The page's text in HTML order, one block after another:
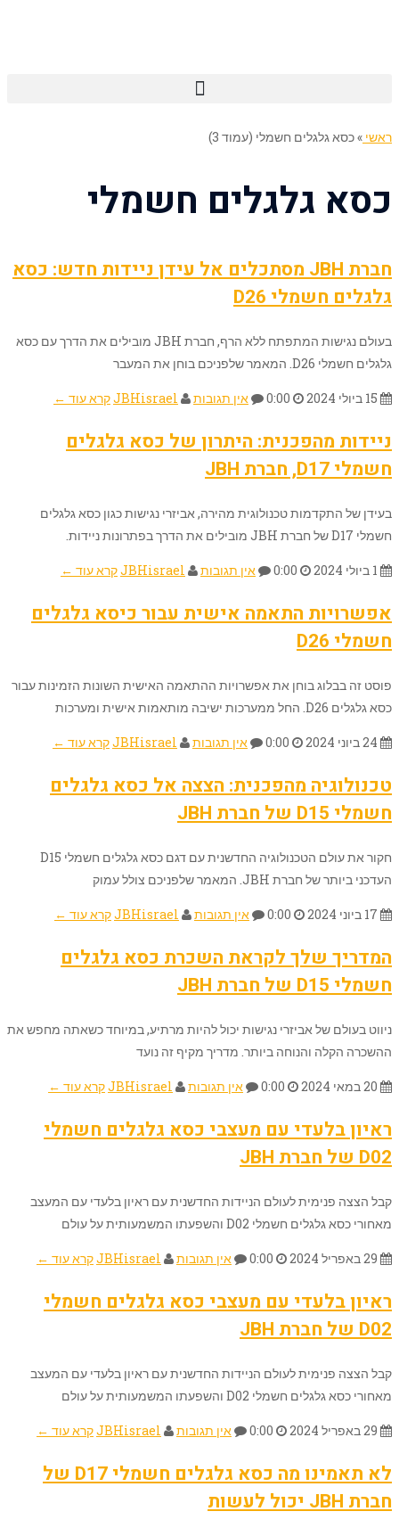
ראשי »כסא גלגלים חשמלי (עמוד 3)
כסא גלגלים חשמלי
חברת JBH מסתכלים אל עידן ניידות חדש: כסא
גלגלים חשמלי D26
בעולם נגישות המתפתח ללא הרף, חברת JBH מובילים את הדרך עם כסא
גלגלים חשמלי D26. המאמר שלפניכם בוחן את המעבר
אין תגובות JBHisraelקרא עוד ←
ניידות מהפכנית: היתרון של כסא גלגלים
חשמלי D17, חברת JBH
בעידן של התקדמות טכנולוגית מהירה, אביזרי נגישות כגון כסא גלגלים
חשמלי D17 של חברת JBH מובילים את הדרך בפתרונות ניידות.
אין תגובות JBHisraelקרא עוד ←
אפשרויות התאמה אישית עבור כיסא גלגלים
חשמלי D26
פוסט זה בבלוג בוחן את אפשרויות ההתאמה האישית השונות הזמינות עבור
כסא גלגלים D26. החל ממערכות ישיבה מותאמות אישית ומערכות
אין תגובות JBHisraelקרא עוד ←
טכנולוגיה מהפכנית: הצצה אל כסא גלגלים
חשמלי D15 של חברת JBH
חקור את עולם הטכנולוגיה החדשנית עם דגם כסא גלגלים חשמלי D15
העדכני ביותר של חברת JBH. המאמר שלפניכם צולל עמוק
אין תגובות JBHisraelקרא עוד ←
המדריך שלך לקראת השכרת כסא גלגלים
חשמלי D15 של חברת JBH
ניווט בעולם של אביזרי נגישות יכול להיות מרתיע, במיוחד כשאתה מחפש את
ההשכרה הקלה והנוחה ביותר. מדריך מקיף זה נועד
אין תגובות JBHisraelקרא עוד ←
ראיון בלעדי עם מעצבי כסא גלגלים חשמלי
D02 של חברת JBH
קבל הצצה פנימית לעולם הניידות החדשנית עם ראיון בלעדי עם המעצב
מאחורי כסא גלגלים חשמלי D02 והשפעתו המשמעותית על עולם
אין תגובות JBHisraelקרא עוד ←
ראיון בלעדי עם מעצבי כסא גלגלים חשמלי
D02 של חברת JBH
קבל הצצה פנימית לעולם הניידות החדשנית עם ראיון בלעדי עם המעצב
מאחורי כסא גלגלים חשמלי D02 והשפעתו המשמעותית על עולם
אין תגובות JBHisraelקרא עוד ←
לא תאמינו מה כסא גלגלים חשמלי D17 של
חברת JBH יכול לעשות